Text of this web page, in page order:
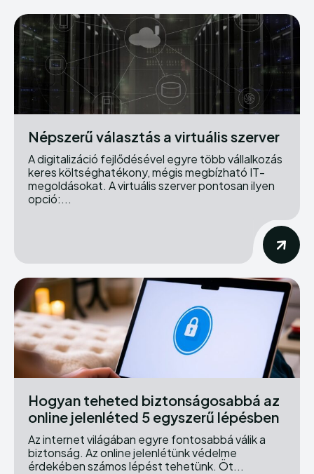
Népszerű választás a virtuális szerver
A digitalizáció fejlődésével egyre több vállalkozás
keres költséghatékony, mégis megbízható IT-
megoldásokat. A virtuális szerver pontosan ilyen
opció:...
Hogyan teheted biztonságosabbá az
online jelenléted 5 egyszerű lépésben
Az internet világában egyre fontosabbá válik a
biztonság. Az online jelenlétünk védelme
érdekében számos lépést tehetünk. Öt...